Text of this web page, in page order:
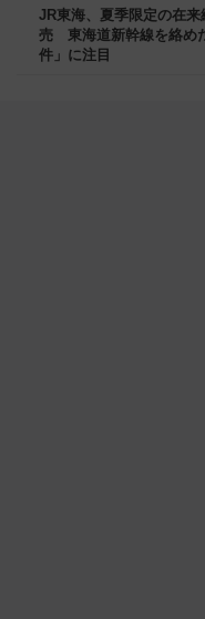
JR東海、夏季限定の在
売 東海道新幹線を絡め
件」に注目